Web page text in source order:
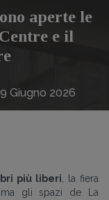
aperte le
e il
Giugno 2026
più liberi , la fiera
gli spazi de La